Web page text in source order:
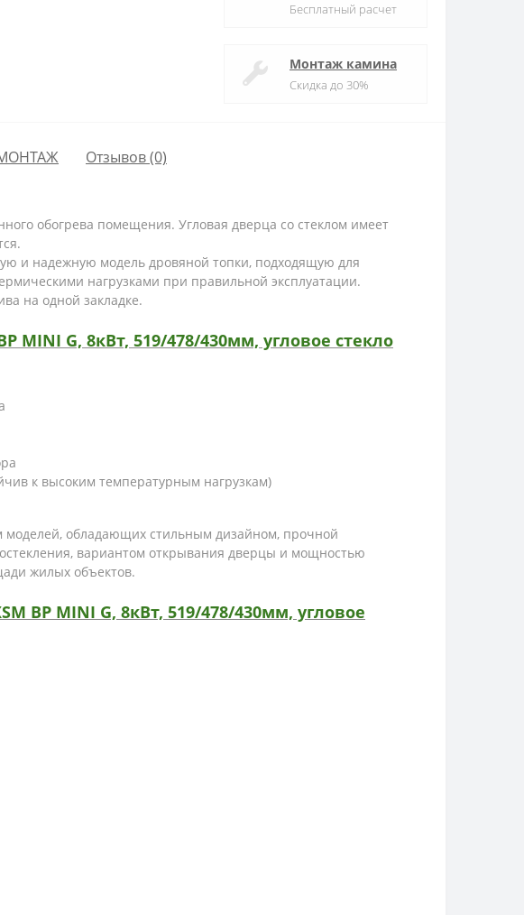
Бесплатный расчет
Монтаж камина
Скидка до 30%
Отзывов (0)
обогрева помещения. Угловая дверца со стеклом имеет
и надежную модель дровяной топки, подходящую для
нагрузками при правильной эксплуатации.
на одной закладке.
MINI G, 8кВт, 519/478/430мм, угловое стекло
к высоким температурным нагрузкам)
моделей, обладающих стильным дизайном, прочной
вариантом открывания дверцы и мощностью
жилых объектов.
BP MINI G, 8кВт, 519/478/430мм, угловое